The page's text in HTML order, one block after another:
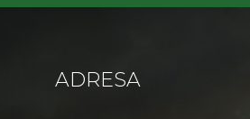
ADRESA